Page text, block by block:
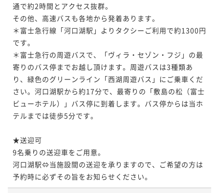
通で約2時間とアクセス抜群。
その他、高速バスも各地から発着あります。
＊富士急行線「河口湖駅」よりタクシーご利用で約1300円
です。
＊富士急行の周遊バスで、「ヴィラ・セゾン・フジ」の最
寄りのバス停までお越し頂けます。周遊バスは3種類あ
り、緑色のグリーンライン「西湖周遊バス」にご乗車くだ
さい。河口湖駅から約17分で、最寄りの「敷島の松（富士
ビューホテル）」バス停に到着します。バス停からは当ホ
テルまでは徒歩5分です。
★送迎可
9名乗りの送迎車をご用意。
河口湖駅⇔当施設間の送迎を承りますので、ご希望の方は
予約時に必ずその旨をお知らせください。